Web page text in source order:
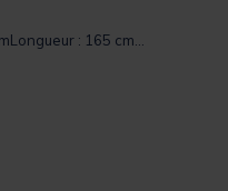
: 165 cm...